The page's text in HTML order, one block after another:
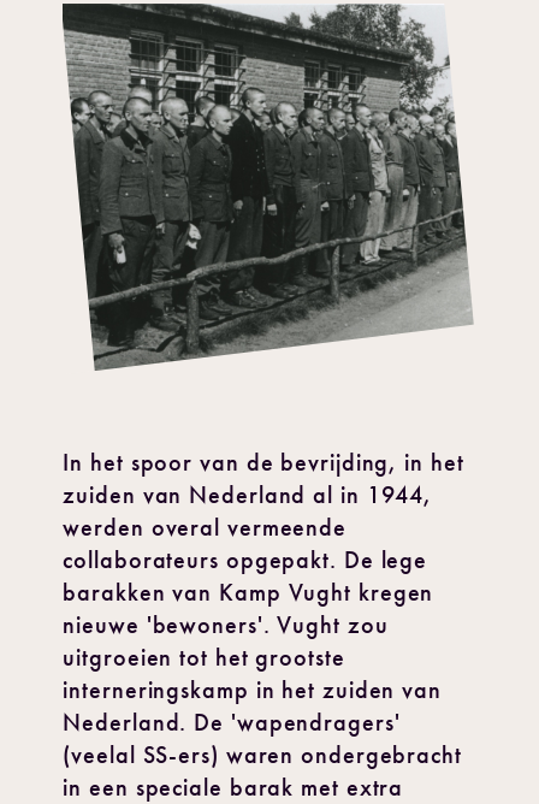
In het spoor van de bevrijding, in het
zuiden van Nederland al in 1944,
werden overal vermeende
collaborateurs opgepakt. De lege
barakken van Kamp Vught kregen
nieuwe 'bewoners'. Vught zou
uitgroeien tot het grootste
interneringskamp in het zuiden van
Nederland. De 'wapendragers'
(veelal SS-ers) waren ondergebracht
in een speciale barak met extra